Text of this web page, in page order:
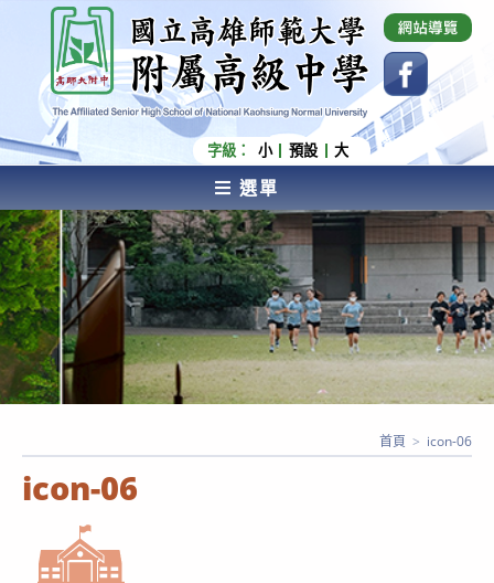
內
容
國立高雄師範大學附屬高級中學 Affiliated Senior
High School of National Kaohsiung Normal
University
字級： 小 預設 大
選單
AFFILIATED SENIOR HIGH SCHOOL OF NATIONAL
KAOHSIUNG NORMAL UNIVERSITY
icon-06
首頁 > icon-06